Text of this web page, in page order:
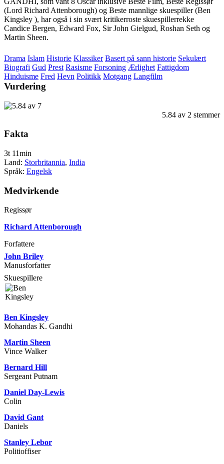
(Lord Richard Attenborough) og Beste mannlige skuespiller (Ben
Kingsley ), har også i sin svært kritikerroste skuespillerrekke
Candice Bergen, Edward Fox, Sir John Gielgud, Roshan Seth og
Martin Sheen.
Drama Islam Historie Klassiker Basert på sann historie Sekulært
Biografi Gud Prest Rasisme Forsoning Ærlighet Fattigdom
Hinduisme Fred Hevn Politikk Motgang Langfilm
Vurdering
5.84 av 2 stemmer
Fakta
3t 11min
Land: Storbritannia, India
Språk: Engelsk
Medvirkende
Regissør
Richard Attenborough
Forfattere
John Briley
Manusforfatter
Skuespillere
Ben Kingsley
Mohandas K. Gandhi
Martin Sheen
Vince Walker
Bernard Hill
Sergeant Putnam
Daniel Day-Lewis
Colin
David Gant
Daniels
Stanley Lebor
Politioffiser